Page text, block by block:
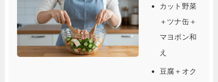
カット野菜
＋ツナ缶＋
マヨポン和
え
豆腐＋オク